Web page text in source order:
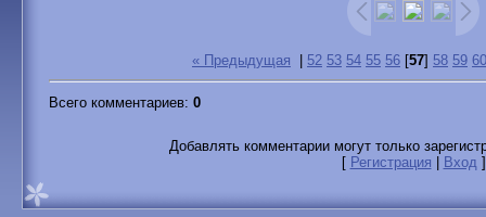
« Предыдущая 52 53 54 55 56 [57] 58 59 60
Всего комментариев: 0
Добавлять комментарии могут только
[ Регистрация Вход]